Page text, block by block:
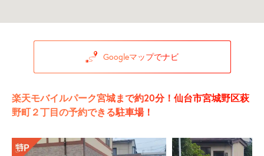
Googleマップでナビ
楽天モバイルパーク宮城まで約20分！仙台市宮城野区萩
野町２丁目の予約できる駐車場！